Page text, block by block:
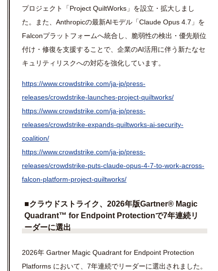
プロジェクト「Project QuiltWorks」を設立・拡大しまし
た。また、Anthropicの最新AIモデル「Claude Opus 4.7」を
Falconプラットフォームへ統合し、脆弱性の検出・優先順位
付け・修復を支援することで、企業のAI活用に伴う新たなセ
キュリティリスクへの対応を強化しています。
https://www.crowdstrike.com/ja-jp/press-
releases/crowdstrike-launches-project-quiltworks/
https://www.crowdstrike.com/ja-jp/press-
releases/crowdstrike-expands-quiltworks-ai-security-
coalition/
https://www.crowdstrike.com/ja-jp/press-
releases/crowdstrike-puts-claude-opus-4-7-to-work-across-
falcon-platform-project-quiltworks/
■クラウドストライク、 2026年版Gartner® Magic
Quadrant™ for Endpoint Protectionで7年連続リ
ーダーに選出
2026年 Gartner Magic Quadrant for Endpoint Protection
Platforms において、7年連続でリーダーに選出されました。